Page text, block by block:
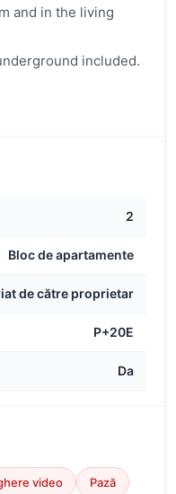
and in the living
included.
2
Bloc de apartamente
de către proprietar
P+20E
Da
video Pază